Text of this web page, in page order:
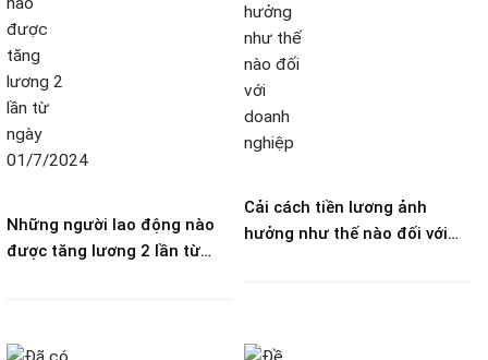
Những người lao động nào
được tăng lương 2 lần từ
Cải cách tiền lương ảnh
hưởng như thế nào đối với